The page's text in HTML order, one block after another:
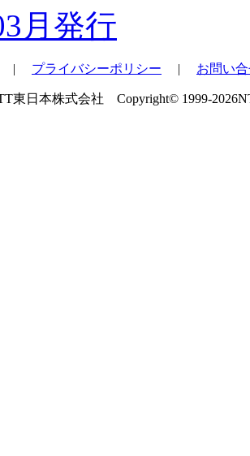
月発行
| プライバシーポリシー | お問い
東日本株式会社 Copyright© 1999-